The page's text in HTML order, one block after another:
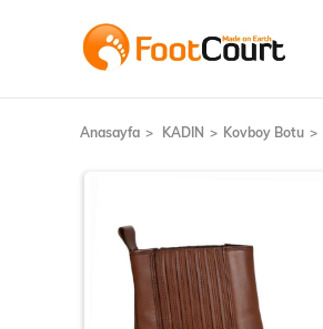
Anasayfa KADIN Kovboy Botu